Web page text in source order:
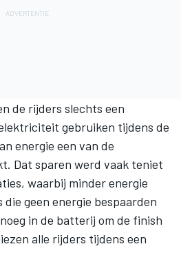
de rijders slechts een
gebruiken tijdens de
energie een van de
Dat sparen werd vaak teniet
waarbij minder energie
geen energie bespaarden
in de batterij om de finish
alle rijders tijdens een